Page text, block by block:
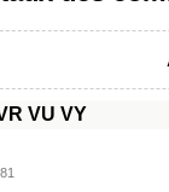
VU VY